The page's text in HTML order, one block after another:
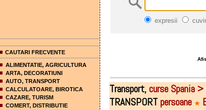
CAUTARI FRECVENTE
ALIMENTATIE, AGRICULTURA
ARTA, DECORATIUNI
AUTO, TRANSPORT
CALCULATOARE, BIROTICA
CAZARE, TURISM
COMERT, DISTRIBUTIE
expresii
Transport,curse Spania
TRANSPORTpersoane ★